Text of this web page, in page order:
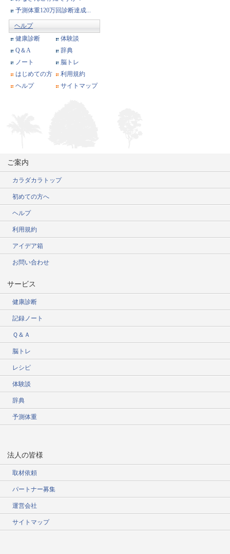
予測体重120万回診断達成...
ヘルプ
健康診断
体験談
Q＆A
辞典
ノート
脳トレ
はじめての方
利用規約
ヘルプ
サイトマップ
ご案内
カラダカラトップ
初めての方へ
ヘルプ
利用規約
アイデア箱
お問い合わせ
サービス
健康診断
記録ノート
Ｑ＆Ａ
脳トレ
レシピ
体験談
辞典
予測体重
法人の皆様
取材依頼
パートナー募集
運営会社
サイトマップ